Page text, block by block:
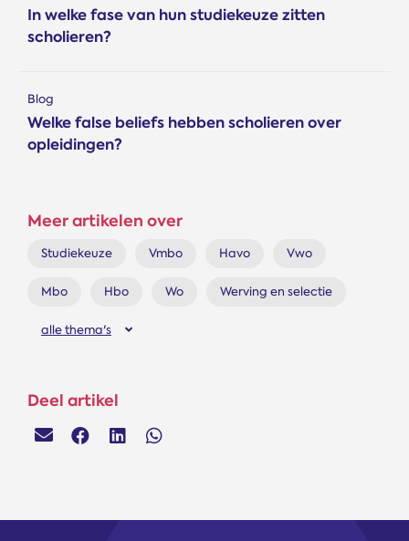
In welke fase van hun studiekeuze zitten
scholieren?
Blog
Welke false beliefs hebben scholieren over
opleidingen?
Meer artikelen over
Studiekeuze Vmbo Havo Vwo
Mbo Hbo Wo Werving en selectie
alle thema's
Deel artikel